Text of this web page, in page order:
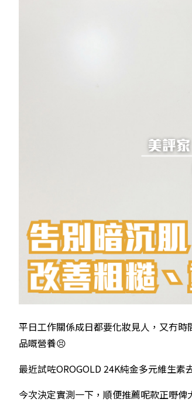
平日工作關係成日都要化妝見人，又冇
品嘅營養😣
最近試咗OROGOLD 24K純金多元維生
今次決定實測一下，順便推薦呢款正嘢俾